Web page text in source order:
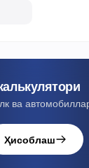
ва
Ҳисоблаш